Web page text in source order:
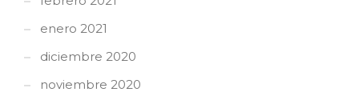
enero 2021
diciembre 2020
noviembre 2020